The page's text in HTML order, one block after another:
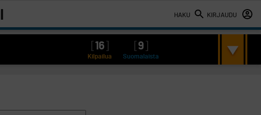
HAKU KIRJAUDU
16 9
Kilpailua Suomalaista